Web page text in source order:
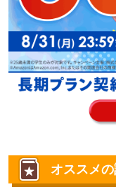
オススメ